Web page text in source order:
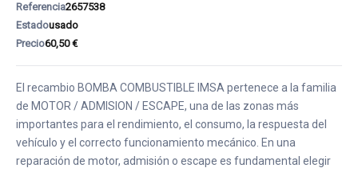
Referencia2657538
Estadousado
Precio60,50 €
El recambio BOMBA COMBUSTIBLE IMSA pertenece a la familia
de MOTOR / ADMISION / ESCAPE, una de las zonas más
importantes para el rendimiento, el consumo, la respuesta del
vehículo y el correcto funcionamiento mecánico. En una
reparación de motor, admisión o escape es fundamental elegir